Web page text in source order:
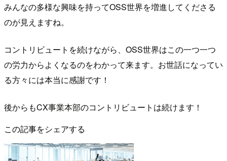
みんなの多様な興味を持ってOSS世界を増進してくださる
のが見えますね。
コントリビュートを続けながら、OSS世界はこの一つ一つ
の労力からよくなるのをわかって来ます。お世話になってい
る方々には本当に感謝です！
後からもCX事業本部のコントリビュートは続けます！
この記事をシェアする